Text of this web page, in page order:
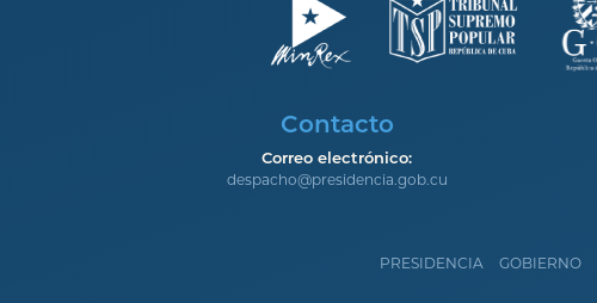
Contacto
Correo electrónico:
despacho@presidencia.gob.cu
PRESIDENCIA GOBIERNO